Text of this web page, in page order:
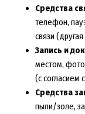
Средства
телефон,
связи
Запись и
местом,
(с согласием
Средства
пыли/золе,